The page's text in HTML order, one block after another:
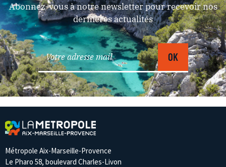
Abonnez-vous à notre newsletter pour recevoir nos
dernières actualités
Métropole Aix-Marseille-Provence
Le Pharo 58, boulevard Charles-Livon